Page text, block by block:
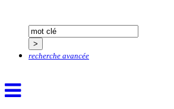
recherche avancée
Aubertel Pierre-Marie
Bérard Géraldine